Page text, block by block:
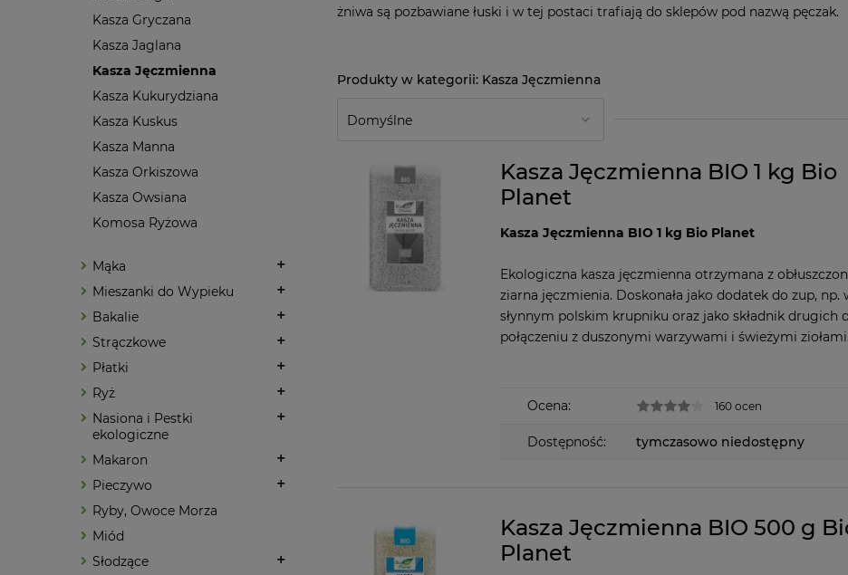
Kasza Gryczana
Kasza Jaglana
Kasza Jęczmienna
Kasza Kukurydziana
Kasza Kuskus
Kasza Manna
Kasza Orkiszowa
Kasza Owsiana
Komosa Ryżowa
Mąka
Mieszanki do Wypieku
Bakalie
Strączkowe
Płatki
Ryż
Nasiona i Pestki
ekologiczne
Makaron
Pieczywo
Ryby, Owoce Morza
Miód
Słodzące
żniwa są pozbawiane łuski i w tej postaci trafiają do sklepów pod nazwą pęczak.
Kasza Jęczmienna
Kasza Jęczmienna BIO 1 kg Bio
Planet
Kasza Jęczmienna BIO 1 kg Bio Planet
Ekologiczna kasza jęczmienna otrzymana z
ziarna jęczmienia. Doskonała jako dodatek do zup, np.
słynnym polskim krupniku oraz jako składnik drugich
połączeniu z duszonymi warzywami i świeżymi ziołami.
Ocena: 160 ocen
Dostępność: tymczasowo niedostępny
Kasza Jęczmienna BIO 500 g
Planet